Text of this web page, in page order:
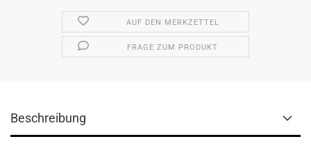
AUF DEN MERKZETTEL
FRAGE ZUM PRODUKT
Beschreibung